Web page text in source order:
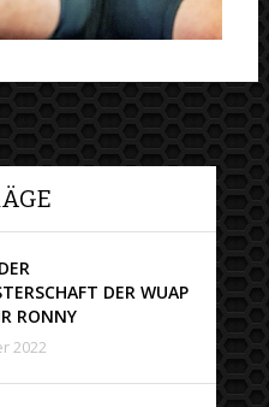
DER WUAP
RONNY
2022